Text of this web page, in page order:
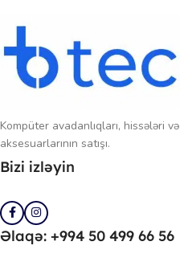
Kompüter avadanlıqları, hissələri və
aksesuarlarının satışı.
Bizi izləyin
Əlaqə: +994 50 499 66 56